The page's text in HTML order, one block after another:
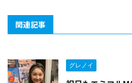
関連記事
グレノイ